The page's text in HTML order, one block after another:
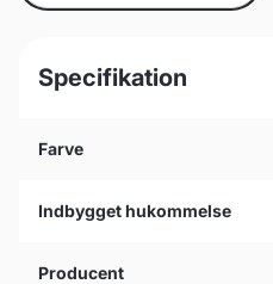
Specifikation
Farve
Indbygget hukommelse
Producent